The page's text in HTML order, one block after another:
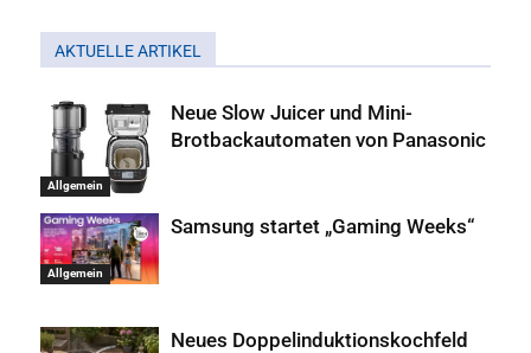
AKTUELLE ARTIKEL
Allgemein
Neue Slow Juicer und Mini-
Brotbackautomaten von Panasonic
Allgemein
Samsung startet „Gaming Weeks“
Neues Doppelinduktionskochfeld